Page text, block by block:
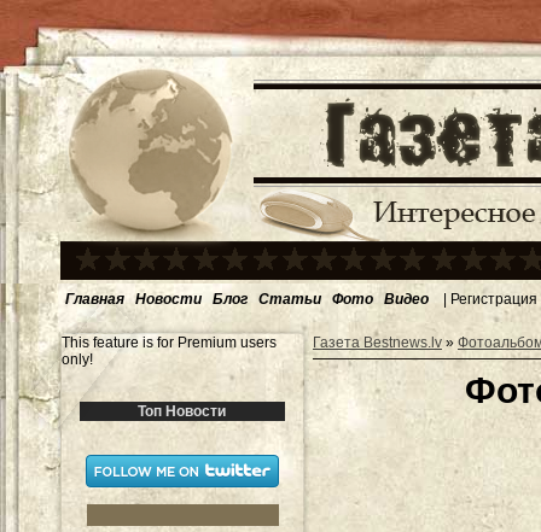
Главная Новости Блог Статьи Фото Видео | Регистрация
This feature is for Premium users
only!
Топ Новости
Газета Bestnews.lv»